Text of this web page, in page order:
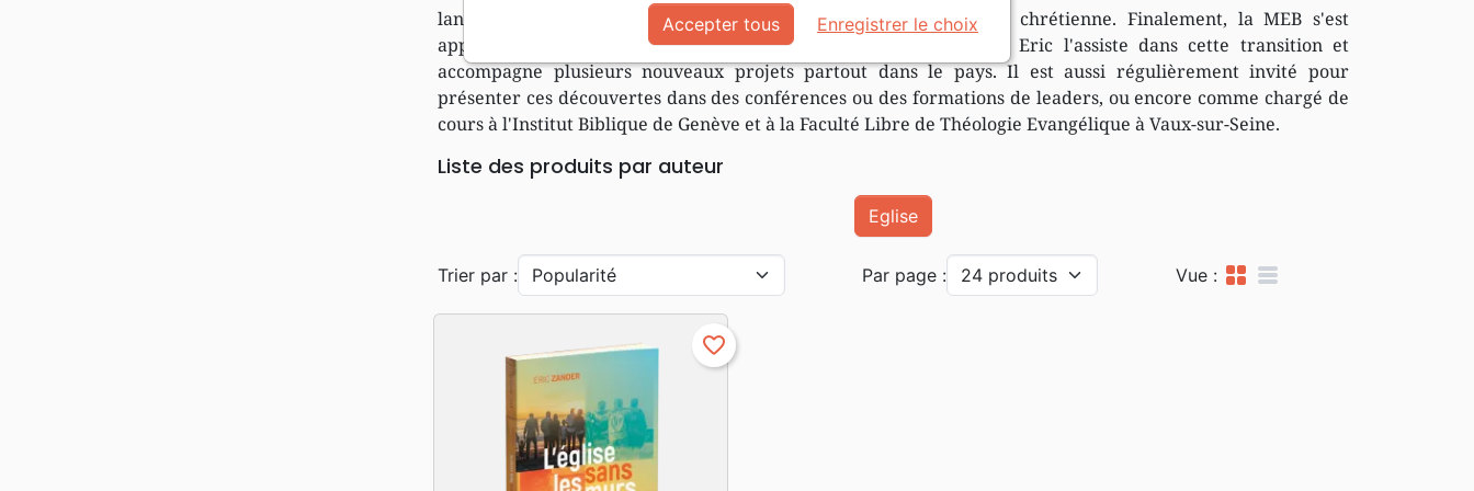
lancer l'expérimentation d'une nouvelle forme de communauté chrétienne. Finalement, la MEB s'est
approprié ces principes redécouverts et est devenue VIANOVA. Eric l'assiste dans cette transition et
accompagne plusieurs nouveaux projets partout dans le pays. Il est aussi régulièrement invité pour
présenter ces découvertes dans des conférences ou des formations de leaders, ou encore comme chargé de
cours à l'Institut Biblique de Genève et à la Faculté Libre de Théologie Evangélique à Vaux-sur-Seine.
Liste des produits par auteur
Eglise
Trier par : Par page : Vue : grid_view table_rows
favorite_border
Accepter tous Enregistrer le choix